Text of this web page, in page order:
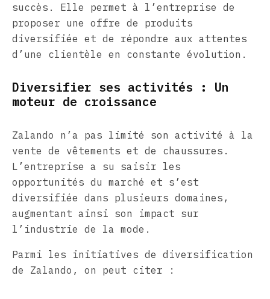
succès. Elle permet à l’entreprise de
proposer une offre de produits
diversifiée et de répondre aux attentes
d’une clientèle en constante évolution.
Diversifier ses activités : Un
moteur de croissance
Zalando n’a pas limité son activité à la
vente de vêtements et de chaussures.
L’entreprise a su saisir les
opportunités du marché et s’est
diversifiée dans plusieurs domaines,
augmentant ainsi son impact sur
l’industrie de la mode.
Parmi les initiatives de diversification
de Zalando, on peut citer :